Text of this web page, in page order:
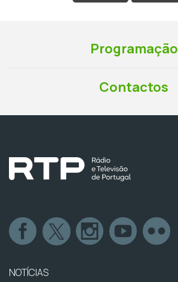
Programação
Contactos
NOTÍCIAS